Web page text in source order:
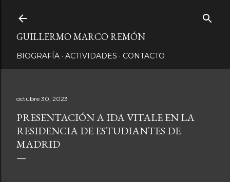
GUILLERMO MARCO REMÓN
BIOGRAFÍA ACTIVIDADES CONTACTO
octubre 30, 2023
PRESENTACIÓN A IDA VITALE EN LA
RESIDENCIA DE ESTUDIANTES DE
MADRID